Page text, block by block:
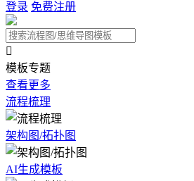
登录 免费注册

模板专题
查看更多
流程梳理
架构图/拓扑图
AI生成模板